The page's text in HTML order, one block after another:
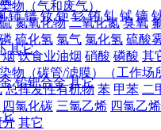
物（气和废气）
氮氧化物 二氧化氮 臭氧
硫化氢 氯气 氯化氢 硫酸
烟 饮食业油烟 硝酸 磷酸 其
物（碳管/滤膜）（工作场
总挥发性有机物 苯 甲苯 二
四氯化碳 三氯乙烯 四氯乙烯
分 其它
铈 镨 钕 钷 钐 铕 钆 铽 镝
其它
铅钯合金 其它
它